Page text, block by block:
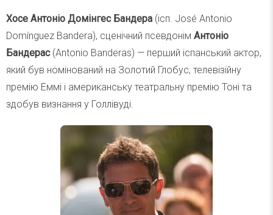
Хосе Антоніо Домінгес Бандера (ісп. José Antonio
Domínguez Bandera), сценічний псевдонім Антоніо
Бандерас(Antonio Banderas) — перший іспанський актор,
який був номінований на Золотий Глобус, телевізійну
премію Еммі і американську театральну премію Тоні та
здобув визнання у Голлівуді.